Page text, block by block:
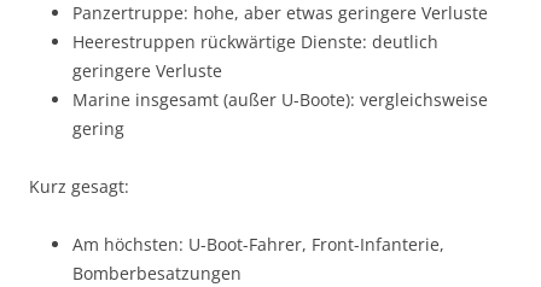
Panzertruppe: hohe, aber etwas geringere Verluste
Heerestruppen rückwärtige Dienste: deutlich
geringere Verluste
Marine insgesamt (außer U-Boote): vergleichsweise
gering
Kurz gesagt:
Am höchsten: U-Boot-Fahrer, Front-Infanterie,
Bomberbesatzungen